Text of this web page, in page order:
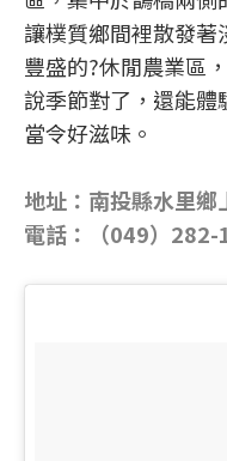
讓樸質鄉間裡散發
豐盛的?休閒農業區
說季節對了，還能體
當令好滋味。
地址：南投縣水里
電話：（049）282-